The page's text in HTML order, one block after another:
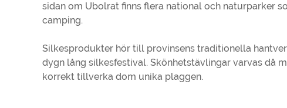
sidan om Ubolrat finns flera national och naturparker
camping.
Silkesprodukter hör till provinsens traditionella
dygn lång silkesfestival. Skönhetstävlingar varvas då
korrekt tillverka dom unika plaggen.